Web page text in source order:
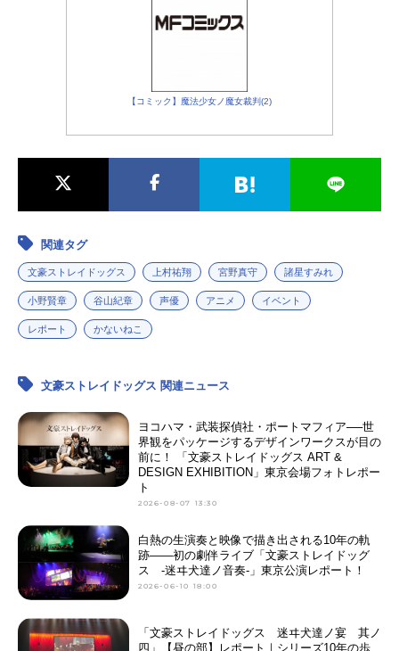
【コミック】魔法少女ノ魔女裁判(2)
関連タグ
文豪ストレイドッグス 上村祐翔 宮野真守 諸星すみれ
小野賢章 谷山紀章 声優 アニメ イベント
レポート かないねこ
文豪ストレイドッグス 関連ニュース
ヨコハマ・武装探偵社・ポートマフィア──世
界観をパッケージするデザインワークスが目の
前に！ 「文豪ストレイドッグス ART &
DESIGN EXHIBITION」東京会場フォトレポー
ト
2026-08-07 13:30
白熱の生演奏と映像で描き出される10年の軌
跡――初の劇伴ライブ「文豪ストレイドッグ
ス -迷ヰ犬達ノ音奏-」東京公演レポート！
2026-06-10 18:00
「文豪ストレイドッグス 迷ヰ犬達ノ宴 其ノ
四」【昼の部】レポート｜シリーズ10年の歩